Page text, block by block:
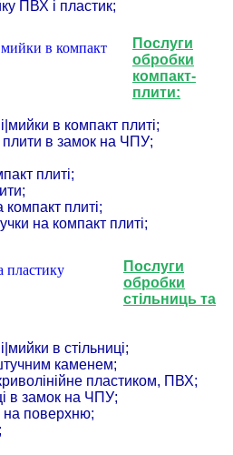
ПВХ і пластик;
Послуги
обробки
компакт-
плити:
в компакт плиті;
плити в замок на ЧПУ;
плиті;
плиті;
на компакт плиті;
Послуги
обробки
стільниць та
в стільниці;
каменем;
пластиком, ПВХ;
в замок на ЧПУ;
на поверхню;